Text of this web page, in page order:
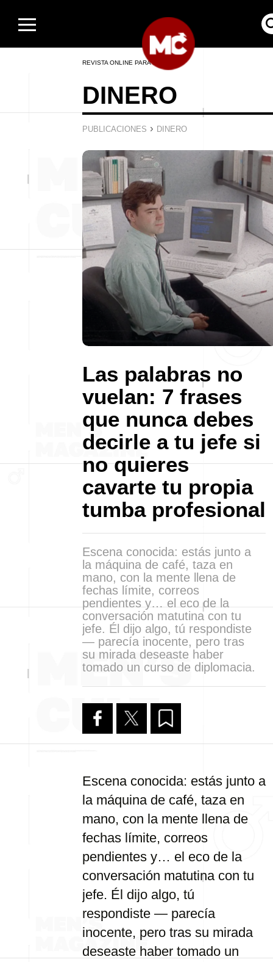
REVISTA ONLINE PARA HOMBRES
DINERO
PUBLICACIONES › DINERO
Las palabras no
vuelan: 7 frases
que nunca debes
decirle a tu jefe si
no quieres
cavarte tu propia
tumba profesional
Escena conocida: estás junto a
la máquina de café, taza en
mano, con la mente llena de
fechas límite, correos
pendientes y… el eco de la
conversación matutina con tu
jefe. Él dijo algo, tú respondiste
— parecía inocente, pero tras
su mirada deseaste haber
tomado un curso de diplomacia.
Escena conocida: estás junto a
la máquina de café, taza en
mano, con la mente llena de
fechas límite, correos
pendientes y… el eco de la
conversación matutina con tu
jefe. Él dijo algo, tú
respondiste — parecía
inocente, pero tras su mirada
deseaste haber tomado un